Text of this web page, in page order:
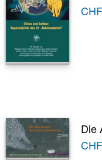
CHF
Die
CHF